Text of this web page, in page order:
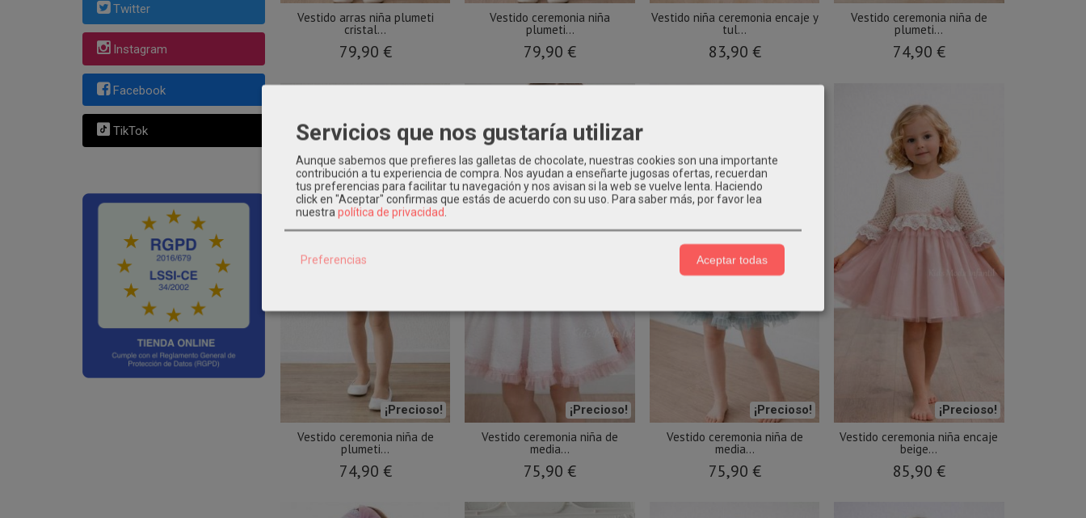
Twitter
Instagram
Facebook
TikTok
Vestido arras niña plumeti
cristal...
79,90 €
Vestido ceremonia niña
plumeti...
79,90 €
Vestido niña ceremonia encaje y
tul...
83,90 €
Vestido ceremonia niña de
plumeti...
74,90 €
¡Precioso!
Vestido ceremonia niña de
plumeti...
74,90 €
¡Precioso!
Vestido ceremonia niña de
media...
75,90 €
¡Precioso!
Vestido ceremonia niña de
media...
75,90 €
¡Precioso!
Vestido ceremonia niña encaje
beige...
85,90 €
Servicios que nos gustaría utilizar
Aunque sabemos que prefieres las galletas de chocolate, nuestras cookies son una importante
contribución a tu experiencia de compra. Nos ayudan a enseñarte jugosas ofertas, recuerdan
tus preferencias para facilitar tu navegación y nos avisan si la web se vuelve lenta. Haciendo
click en "Aceptar" confirmas que estás de acuerdo con su uso. Para saber más, por favor lea
nuestra política de privacidad
Preferencias Aceptar todas